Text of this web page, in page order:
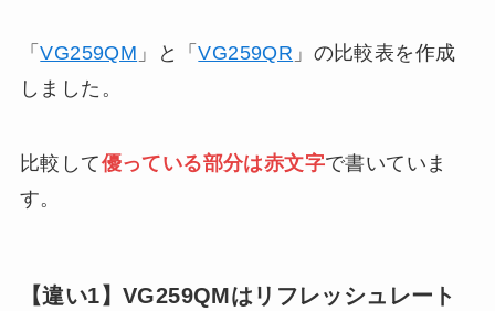
「VG259QM 」と「VG259QR 」の比較表を作成
しました。
比較して優っている部分は赤文字で書いていま
す。
【違い1】VG259QMはリフレッシュレート